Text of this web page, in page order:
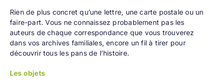
Rien de plus concret qu’une lettre, une carte postale ou un
faire-part. Vous ne connaissez probablement pas les
auteurs de chaque correspondance que vous trouverez
dans vos archives familiales, encore un fil à tirer pour
découvrir tous les pans de l’histoire.
Les objets